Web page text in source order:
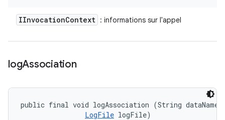
IInvocationContext : informations sur l'appel
logAssociation
public final void logAssociation (String
LogFile logFile)